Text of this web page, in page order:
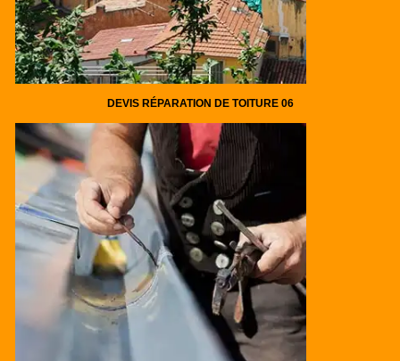
DEVIS RÉPARATION DE TOITURE 06